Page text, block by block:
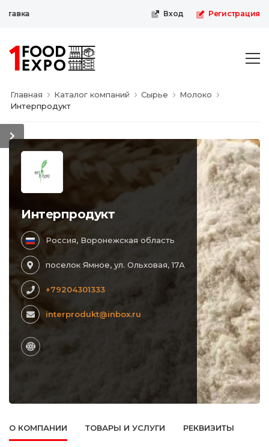
Вход Регистрация
Главная Каталог компаний Сырье
Молоко
Интерпродукт
Интерпродукт
Россия, Воронежская область
поселок Ямное, ул. Ольховая, 17А
+79204301333
interprodukt@inbox.ru
О КОМПАНИИ ТОВАРЫ И УСЛУГИ РЕКВИЗИТЫ